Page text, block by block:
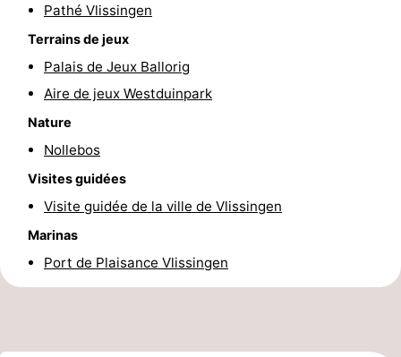
villes
Visites
guidées
Sports
Piscines
Faire
vélo
Équitation
Pathé Vlissingen
Terrains de jeux
Palais de Jeux Ballorig
Aire de jeux Westduinpark
Nature
Nollebos
Visites guidées
Visite guidée de la ville de Vlissingen
Marinas
Port de Plaisance Vlissingen